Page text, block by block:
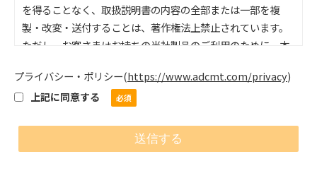
を得ることなく、取扱説明書の内容の全部または一部を複
製・改変・送付することは、著作権法上禁止されています。
ただし、お客さまはお持ちの当社製品のご利用のために、本
ウトするとこが出来ます。本サイトに掲載されている情報
は、各国の著作権法、各種条約およびその他の法律で保護さ
2) 本サイトでは、当社が発売した全機種の取扱説明書の公開
はしておりません。ご希望の取扱説明書が無い場合は、当社
プライバシー・ポリシー(https://www.adcmt.com/privacy)
上記に同意する